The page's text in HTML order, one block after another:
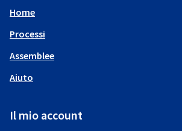
Home
Processi
Assemblee
Aiuto
Il mio account